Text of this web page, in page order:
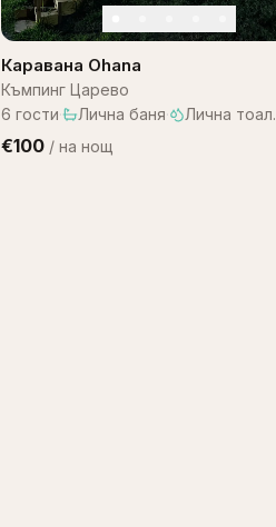
Каравана Ohana
Къмпинг Царево
6 гости· Лична баня· Лична тоал.
€100 / на нощ